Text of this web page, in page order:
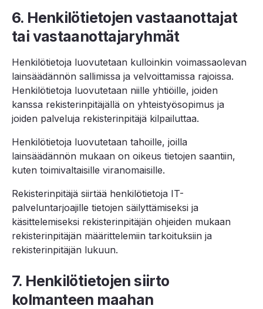
6. Henkilötietojen vastaanottajat
tai vastaanottajaryhmät
Henkilötietoja luovutetaan kulloinkin voimassaolevan
lainsäädännön sallimissa ja velvoittamissa rajoissa.
Henkilötietoja luovutetaan niille yhtiöille, joiden
kanssa rekisterinpitäjällä on yhteistyösopimus ja
joiden palveluja rekisterinpitäjä kilpailuttaa.
Henkilötietoja luovutetaan tahoille, joilla
lainsäädännön mukaan on oikeus tietojen saantiin,
kuten toimivaltaisille viranomaisille.
Rekisterinpitäjä siirtää henkilötietoja IT-
palveluntarjoajille tietojen säilyttämiseksi ja
käsittelemiseksi rekisterinpitäjän ohjeiden mukaan
rekisterinpitäjän määrittelemiin tarkoituksiin ja
rekisterinpitäjän lukuun.
7. Henkilötietojen siirto
kolmanteen maahan